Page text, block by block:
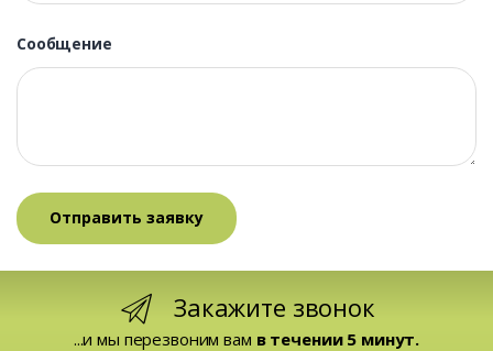
Сообщение
Закажите звонок
...и мы перезвоним вам в течении 5 минут.